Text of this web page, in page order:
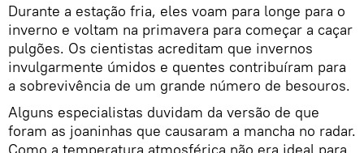
Durante a estação fria, eles voam para longe para o
inverno e voltam na primavera para começar a caçar
pulgões. Os cientistas acreditam que invernos
invulgarmente úmidos e quentes contribuíram para
a sobrevivência de um grande número de besouros.
Alguns especialistas duvidam da versão de que
foram as joaninhas que causaram a mancha no radar.
Como a temperatura atmosférica não era ideal para